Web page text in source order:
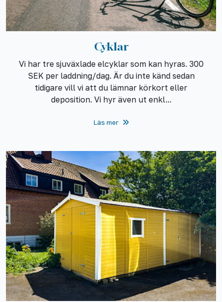
Cyklar
Vi har tre sjuväxlade elcyklar som kan hyras. 300
SEK per laddning/dag. Är du inte känd sedan
tidigare vill vi att du lämnar körkort eller
deposition. Vi hyr även ut enkl...
Läs mer